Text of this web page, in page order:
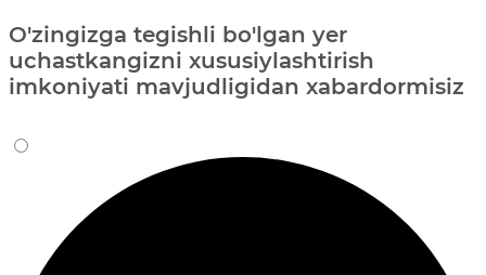
O'zingizga tegishli bo'lgan yer
uchastkangizni xususiylashtirish
imkoniyati mavjudligidan xabardormisiz